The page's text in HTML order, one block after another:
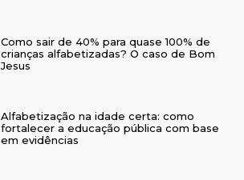
Como sair de 40% para quase 100% de
crianças alfabetizadas? O caso de Bom
Jesus
Alfabetização na idade certa: como
fortalecer a educação pública com base
em evidências